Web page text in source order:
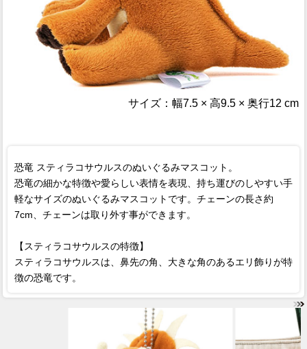
サイズ：幅7.5 × 高9.5 × 奥行12 cm
恐竜 スティラコサウルスのぬいぐるみマスコット。
恐竜の細かな特徴や愛らしい表情を表現、持ち運びのしやすい手
軽なサイズのぬいぐるみマスコットです。チェーンの長さ約
7cm、チェーンは取り外す事ができます。
【スティラコサウルスの特徴】
スティラコサウルスは、鼻先の角、大きな角のあるエリ飾りが特
徴の恐竜です。